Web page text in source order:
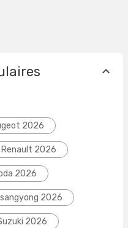
2026
Renault 2026
2026
2026
2026